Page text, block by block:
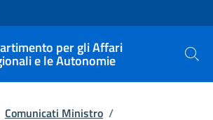
sito
per gli Affari
e le Autonomie Cerca
Comunicati Ministro /